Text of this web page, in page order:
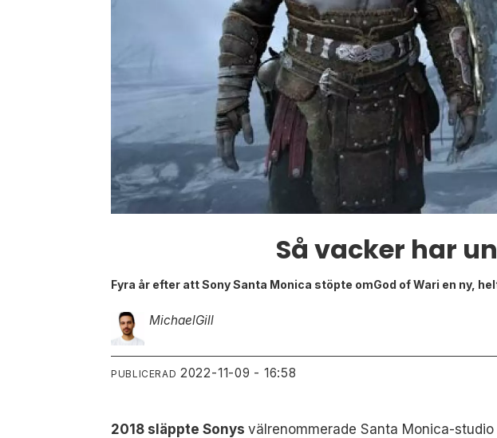
Så vacker har
Fyra år efter att Sony Santa Monica stöpte omGod of Wari en ny,
MichaelGill
PUBLICERAD 2022-11-09 - 16:58
2018 släppte Sonysvälrenommerade Santa Monica-studio